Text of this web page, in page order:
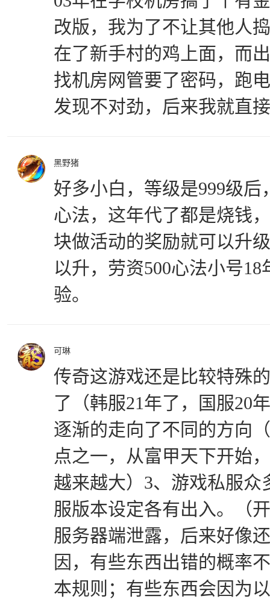
改版，我为了不让其他人
在了新手村的鸡上面，而
找机房网管要了密码，跑
发现不对劲，后来我就直
黑野猪
好多小白，等级是999级
心法，这年代了都是烧钱
块做活动的奖励就可以升
以升，劳资500心法小号
验。
可琳
传奇这游戏还是比较特殊
了（韩服21年了，国服20
逐渐的走向了不同的方向
点之一，从富甲天下开始
越来越大）3、游戏私服
服版本设定各有出入。（
服务器端泄露，后来好像
因，有些东西出错的概率
本规则；有些东西会因为